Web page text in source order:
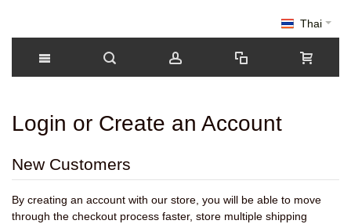
Thai
Login or Create an Account
New Customers
By creating an account with our store, you will be able to move
through the checkout process faster, store multiple shipping